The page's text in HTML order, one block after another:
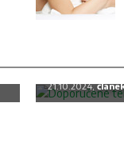
2024
21.10.2024,